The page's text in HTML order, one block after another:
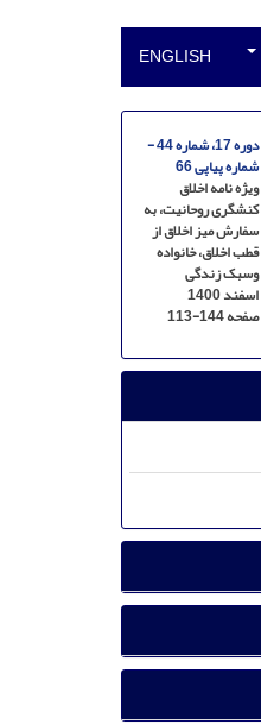
ENGLISH
دوره 17، شماره 44 -
شماره پیاپی 66
ویژه نامه اخلاق
کنشگری روحانیت، به
سفارش میز اخلاق از
قطب اخلاق، خانواده
وسبک زندگی
اسفند 1400
صفحه113-144